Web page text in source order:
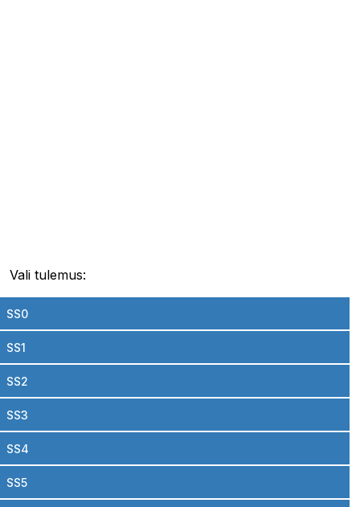
Vali tulemus:
SS0
SS1
SS2
SS3
SS4
SS5